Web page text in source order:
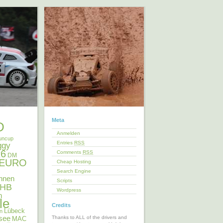
DM
Lübeck
MAC
Meta
Anmelden
Entries RSS
Comments RSS
Cheap Hosting
Search Engine
Scripts
Wordpress
Credits
Thanks to ALL of the drivers and